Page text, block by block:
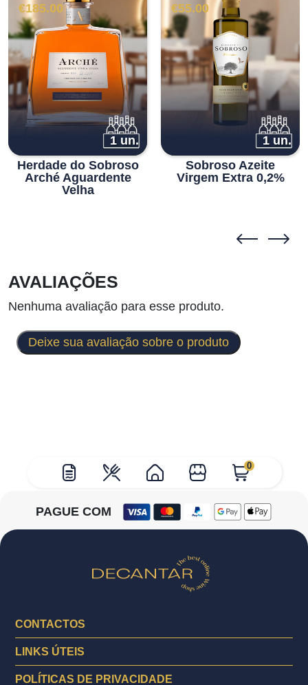
0
€185.00
1 un.
Herdade do Sobroso
Arché Aguardente
Velha
€55.00
1 un.
Sobroso Azeite
Virgem Extra 0,2%
AVALIAÇÕES
Nenhuma avaliação para esse produto.
Deixe sua avaliação sobre o produto
PAGUE COM
CONTACTOS
LINKS ÚTEIS
POLÍTICAS DE PRIVACIDADE